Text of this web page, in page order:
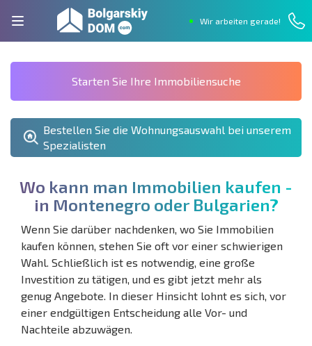
Wir arbeiten gerade!
Starten Sie Ihre Immobiliensuche
Bestellen Sie die Wohnungsauswahl bei unserem
Spezialisten
Wo kann man Immobilien kaufen -
in Montenegro oder Bulgarien?
Wenn Sie darüber nachdenken, wo Sie Immobilien
kaufen können, stehen Sie oft vor einer schwierigen
Wahl. Schließlich ist es notwendig, eine große
Investition zu tätigen, und es gibt jetzt mehr als
genug Angebote. In dieser Hinsicht lohnt es sich, vor
einer endgültigen Entscheidung alle Vor- und
Nachteile abzuwägen.